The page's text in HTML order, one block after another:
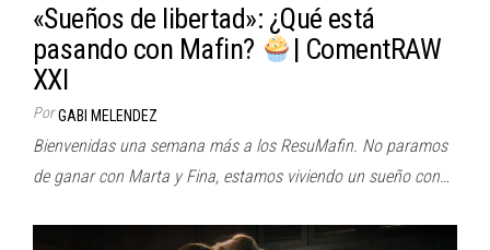
«Sueños de libertad»: ¿Qué está
pasando con Mafin?
| ComentRAW
XXI
Por GABI MELENDEZ
Bienvenidas una semana más a los ResuMafin. No paramos
de ganar con Marta y Fina, estamos viviendo un sueño con…